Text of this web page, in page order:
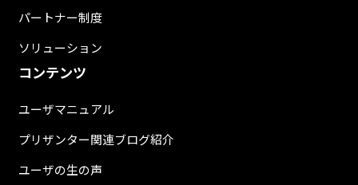
パートナー制度
ソリューション
コンテンツ
ユーザマニュアル
プリザンター関連ブログ紹介
ユーザの生の声